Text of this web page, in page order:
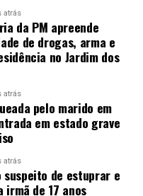
atrás
da PM apreende
de drogas, arma e
no Jardim dos
atrás
pelo marido em
em estado grave
atrás
suspeito de estuprar e
de 17 anos